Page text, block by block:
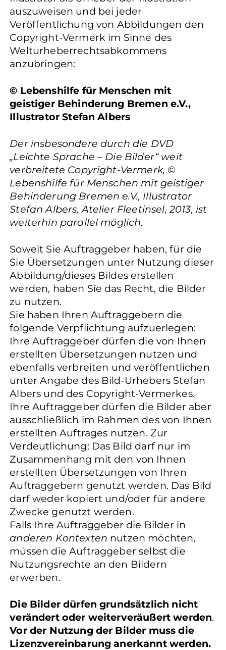
auszuweisen und bei jeder
Veröffentlichung von Abbildungen den
Copyright-Vermerk im Sinne des
Welturheberrechtsabkommens
anzubringen:
© Lebenshilfe für Menschen mit
geistiger Behinderung Bremen e.V.,
Illustrator Stefan Albers
Der insbesondere durch die DVD
„Leichte Sprache – Die Bilder“ weit
verbreitete Copyright-Vermerk, ©
Lebenshilfe für Menschen mit geistiger
Behinderung Bremen e.V., Illustrator
Stefan Albers, Atelier Fleetinsel, 2013, ist
weiterhin parallel möglich.
Soweit Sie Auftraggeber haben, für die
Sie Übersetzungen unter Nutzung dieser
Abbildung/dieses Bildes erstellen
werden, haben Sie das Recht, die Bilder
zu nutzen.
Sie haben Ihren Auftraggebern die
folgende Verpflichtung aufzuerlegen:
Ihre Auftraggeber dürfen die von Ihnen
erstellten Übersetzungen nutzen und
ebenfalls verbreiten und veröffentlichen
unter Angabe des Bild-Urhebers Stefan
Albers und des Copyright-Vermerkes.
Ihre Auftraggeber dürfen die Bilder aber
ausschließlich im Rahmen des von Ihnen
erstellten Auftrages nutzen. Zur
Verdeutlichung: Das Bild darf nur im
Zusammenhang mit den von Ihnen
erstellten Übersetzungen von Ihren
Auftraggebern genutzt werden. Das Bild
darf weder kopiert und/oder für andere
Zwecke genutzt werden.
Falls Ihre Auftraggeber die Bilder in
anderen Kontexten nutzen möchten,
müssen die Auftraggeber selbst die
Nutzungsrechte an den Bildern
erwerben.
Die Bilder dürfen grundsätzlich nicht
verändert oder weiterveräußert werden.
Vor der Nutzung der Bilder muss die
Lizenzvereinbarung anerkannt werden.